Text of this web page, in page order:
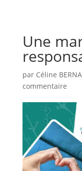
Une
par Céline
commentaire